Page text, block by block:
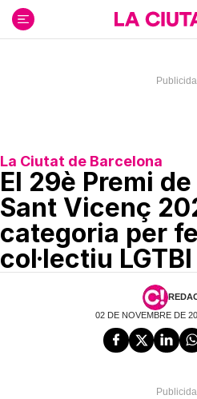
contenido
La Ciutat de Barcelona
El 29è Premi
Sant Vicenç
categoria per
col·lectiu LGTBI
02 DE NOVEMBRE DE